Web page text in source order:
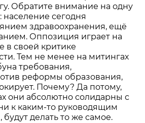
Обратите внимание на одну
сегодня
здравоохранения, ещё
Оппозиция играет на
в своей критике
Тем не менее на митингах
требования,
реформы образования,
Почему? Да потому,
они абсолютно солидарны с
к каким-то руководящим
будут делать то же самое.